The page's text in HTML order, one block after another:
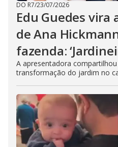
DO R7/23/07/2026
Edu Guedes
de Ana
fazenda:
A apresentadora
transformação do jardim no